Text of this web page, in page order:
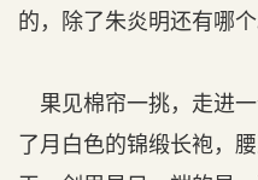
的，除了朱炎明还有哪个
果见棉帘一挑，走进
了月白色的锦缎长袍，